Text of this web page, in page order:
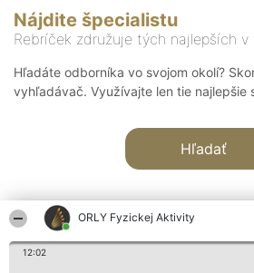
ORLY Fyzickej Aktivity
12:02
Nájdite špecialistu
Rebríček združuje tých najlepších v
Hľadáte odborníka vo svojom okolí?
vyhľadávač. Využívajte len tie najlepšie
Hľadať